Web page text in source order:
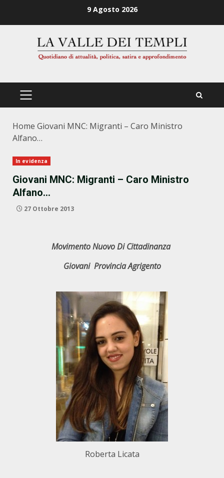
9 Agosto 2026
PRIMÄRES
Home Giovani MNC: Migranti – Caro Ministro
Alfano…
In evidenza
Giovani MNC: Migranti – Caro Ministro
Alfano…
27 Ottobre 2013
Movimento Nuovo Di Cittadinanza
Giovani Provincia Agrigento
Roberta Licata